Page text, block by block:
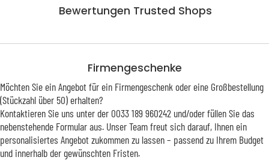
Bewertungen Trusted Shops
Firmengeschenke
Möchten Sie ein Angebot für ein Firmengeschenk oder eine Großbestellung
(Stückzahl über 50) erhalten?
Kontaktieren Sie uns unter der 0033 189 960242 und/oder füllen Sie das
nebenstehende Formular aus. Unser Team freut sich darauf, Ihnen ein
personalisiertes Angebot zukommen zu lassen – passend zu Ihrem Budget
und innerhalb der gewünschten Fristen.